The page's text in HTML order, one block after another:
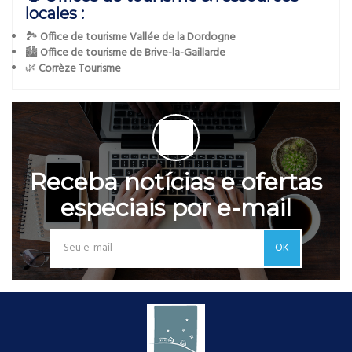
locales :
🏞️ Office de tourisme Vallée de la Dordogne
🏙️ Office de tourisme de Brive-la-Gaillarde
🌿 Corrèze Tourisme
Receba notícias e ofertas
especiais por e-mail
OK